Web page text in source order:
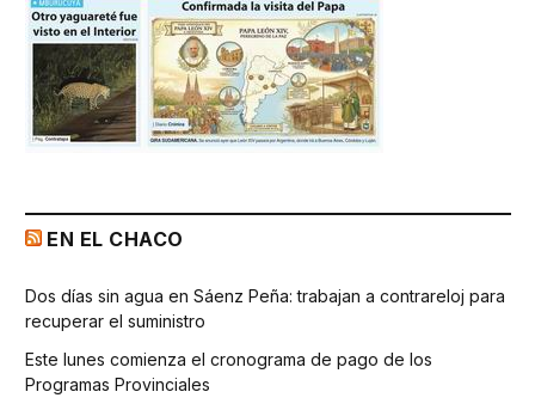
EN EL CHACO
Dos días sin agua en Sáenz Peña: trabajan a contrareloj para
recuperar el suministro
Este lunes comienza el cronograma de pago de los
Programas Provinciales